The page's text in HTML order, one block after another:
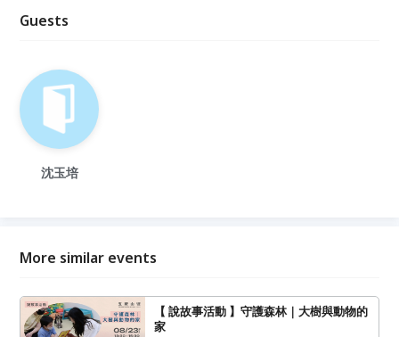
Guests
沈玉培
More similar events
【 說故事活動 】守護森林｜大樹與動物的
家